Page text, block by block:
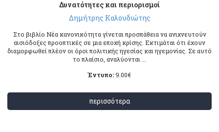
Δυνατότητες και περιορισμοί
Δημήτρης Καλουδιώτης
Στο βιβλίο Νέα κανονικότητα γίνεται προσπάθεια να ανιχνευτούν
αισιόδοξες προοπτικές σε μια εποχή κρίσης. Εκτιμάται ότι έχουν
διαμορφωθεί πλέον οι όροι πολιτικής ηγεσίας και ηγεμονίας. Σε αυτό
το πλαίσιο, αναλύονται ...
Έντυπο:9.00€
περισσότερα